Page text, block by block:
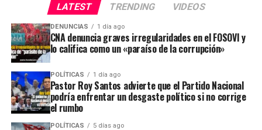
LATEST TRENDING VIDEOS
DENUNCIAS 1 día ago
CNA denuncia graves irregularidades en el FOSOVI y
lo califica como un «paraíso de la corrupción»
POLÍTICAS 1 día ago
Pastor Roy Santos advierte que el Partido Nacional
podría enfrentar un desgaste político si no corrige
el rumbo
POLÍTICAS 5 días ago